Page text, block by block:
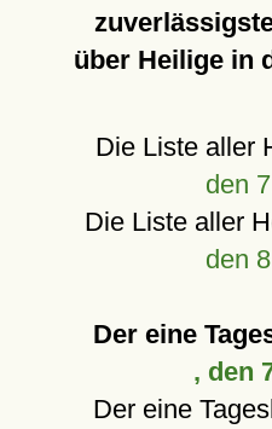
über Heilige in
Die Liste aller
den
Die Liste aller
den
Der eine
, den
Der eine